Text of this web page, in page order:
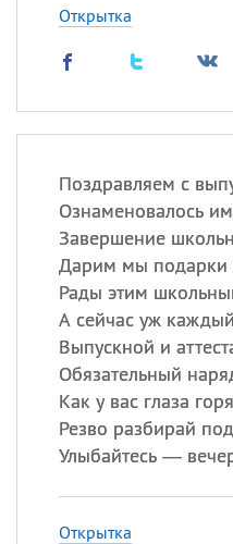
Открытка
Поздравляем с
Ознаменовалось им
Завершение
Дарим мы подарки
Рады этим
А сейчас уж
Выпускной и
Обязательный
Как у вас глаза
Резво разбирай
Улыбайтесь —
Открытка